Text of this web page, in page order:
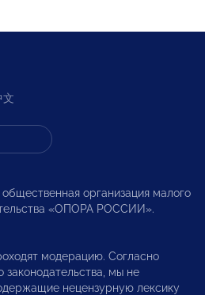
文
организация малого
«ОПОРА РОССИИ».
модерацию. Согласно
законодательства, мы не
нецензурную лексику